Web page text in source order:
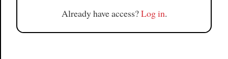
Already have access?Log in.